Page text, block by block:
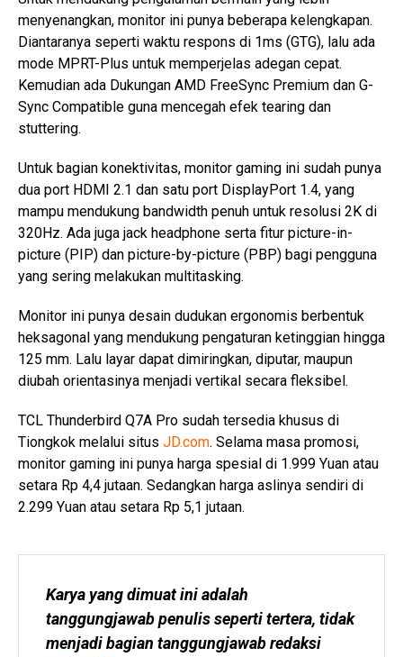
menyenangkan, monitor ini punya beberapa kelengkapan.
Diantaranya seperti waktu respons di 1ms (GTG), lalu ada
mode MPRT-Plus untuk memperjelas adegan cepat.
Kemudian ada Dukungan AMD FreeSync Premium dan G-
Sync Compatible guna mencegah efek tearing dan
stuttering.
Untuk bagian konektivitas, monitor gaming ini sudah punya
dua port HDMI 2.1 dan satu port DisplayPort 1.4, yang
mampu mendukung bandwidth penuh untuk resolusi 2K di
320Hz. Ada juga jack headphone serta fitur picture-in-
picture (PIP) dan picture-by-picture (PBP) bagi pengguna
yang sering melakukan multitasking.
Monitor ini punya desain dudukan ergonomis berbentuk
heksagonal yang mendukung pengaturan ketinggian hingga
125 mm. Lalu layar dapat dimiringkan, diputar, maupun
diubah orientasinya menjadi vertikal secara fleksibel.
TCL Thunderbird Q7A Pro sudah tersedia khusus di
Tiongkok melalui situs JD.com. Selama masa promosi,
monitor gaming ini punya harga spesial di 1.999 Yuan atau
setara Rp 4,4 jutaan. Sedangkan harga aslinya sendiri di
2.299 Yuan atau setara Rp 5,1 jutaan.
Karya yang dimuat ini adalah
tanggungjawab penulis seperti tertera, tidak